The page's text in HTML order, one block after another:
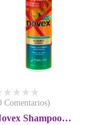
Comentarios)
Shampoo